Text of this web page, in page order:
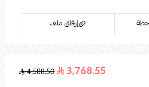
إرفاق ملف
اسحب و افلت الملف هنا
3,768.55
4,588.50